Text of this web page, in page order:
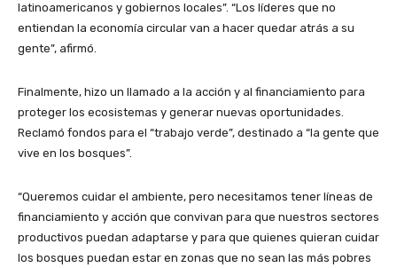
latinoamericanos y gobiernos locales”. “Los líderes que no
entiendan la economía circular van a hacer quedar atrás a su
gente”, afirmó.
Finalmente, hizo un llamado a la acción y al financiamiento para
proteger los ecosistemas y generar nuevas oportunidades.
Reclamó fondos para el “trabajo verde”, destinado a “la gente que
vive en los bosques”.
“Queremos cuidar el ambiente, pero necesitamos tener líneas de
financiamiento y acción que convivan para que nuestros sectores
productivos puedan adaptarse y para que quienes quieran cuidar
los bosques puedan estar en zonas que no sean las más pobres